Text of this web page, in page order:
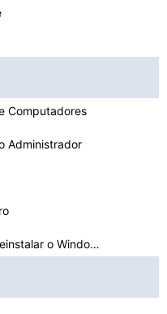
Computadores
Administrador
Recuperação de dados depois de reinstalar o Windows